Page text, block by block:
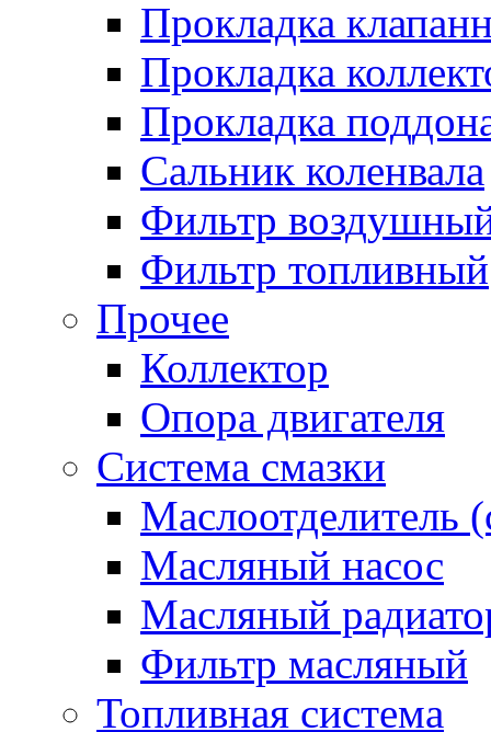
Прокладка
Прокладка
Прокладка
Сальник коленвала
Фильтр
Фильтр топливный
Прочее
Коллектор
Опора двигателя
Система смазки
Маслоотделитель
Масляный насос
Масляный
Фильтр масляный
Топливная система